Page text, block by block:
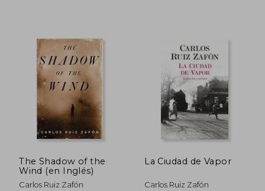
₡ 12.254
The Shadow of the
Wind (en Inglés)
Carlos Ruiz Zafón
La Ciudad de Vapor
Carlos Ruiz Zafón